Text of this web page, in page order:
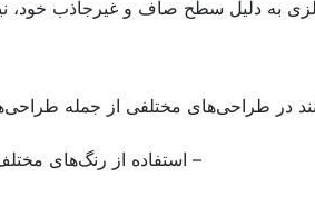
به دلیل سطح صاف و غیرجاذب خود،
در طراحی‌های مختلفی از جمله
– استفاده از رنگ‌های